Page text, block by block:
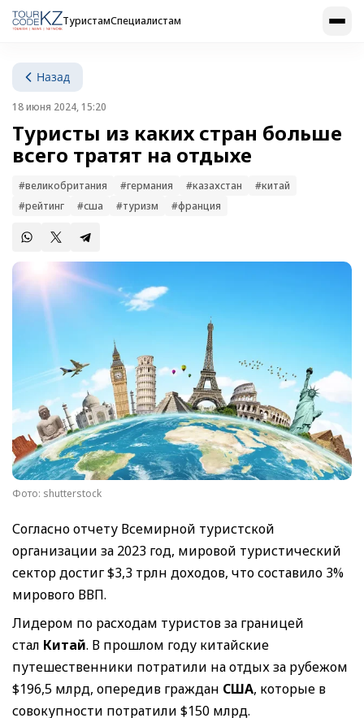
ТуристамСпециалистам
Назад
18 июня 2024, 15:20
Туристы из каких стран больше
всего тратят на отдыхе
#великобритания #германия #казахстан
#китай
#рейтинг
#сша #туризм #франция
Фото: shutterstock
Согласно отчету Всемирной туристской
организации за 2023 год, мировой туристический
сектор достиг $3,3 трлн доходов, что составило 3%
мирового ВВП.
Лидером по расходам туристов за границей
стал Китай. В прошлом году китайские
путешественники потратили на отдых за рубежом
$196,5 млрд, опередив граждан США, которые в
совокупности потратили $150 млрд.